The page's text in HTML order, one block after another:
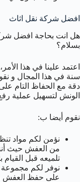
افضل شركة نقل اثاث
هل انت بحاجة افضل
بسلام؟
سنة في هذا المجال و
دقة مع الحفاظ التام
الونش لتسهيل عملية
نقوم أيضا ب:
نؤمن لكم مواد
من العفش حيث
تلميعه قبل القيام
نوفر لكم مجموعة
على حفظ العفش